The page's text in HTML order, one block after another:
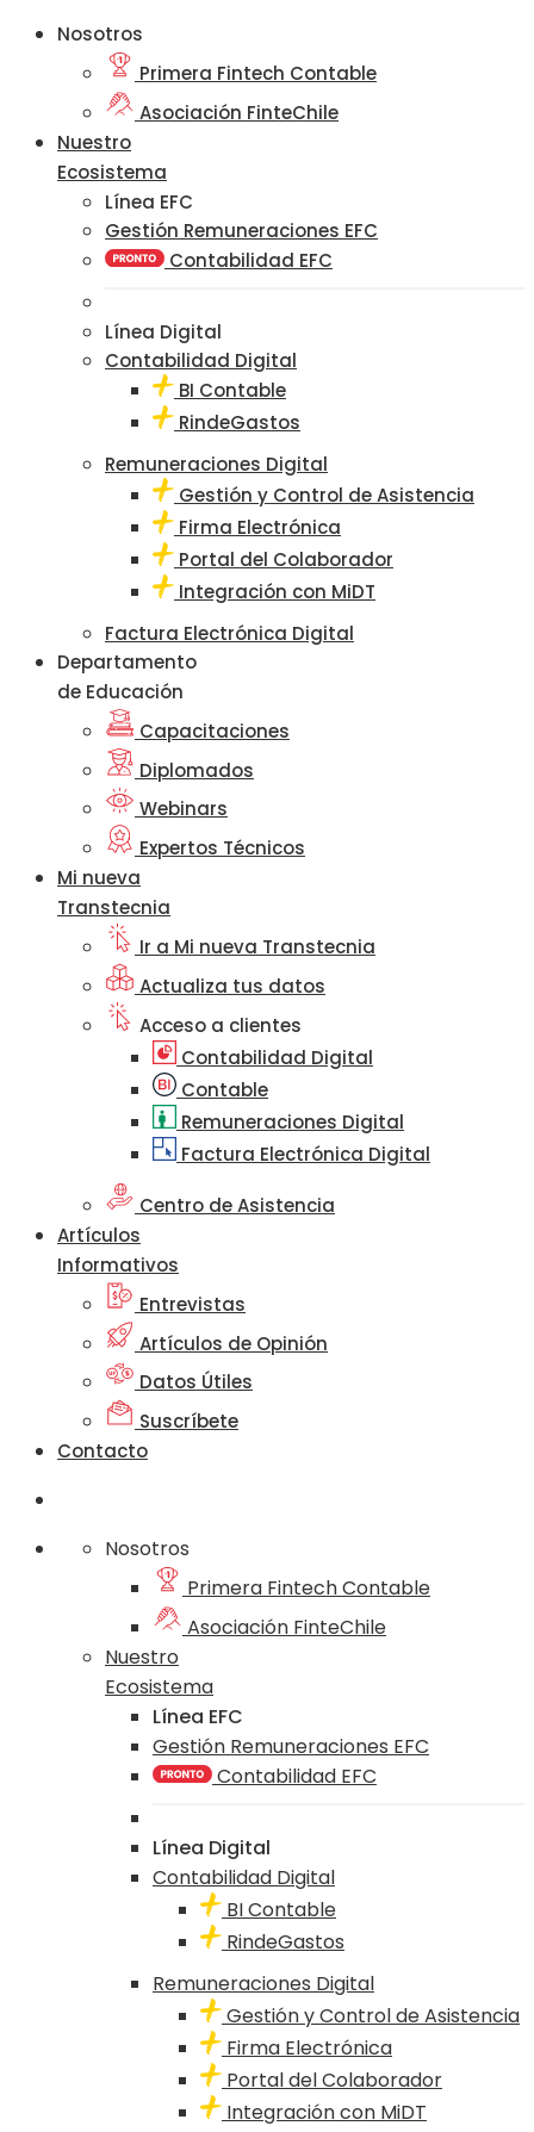
Nosotros
Primera Fintech Contable
Asociación FinteChile
Nuestro
Ecosistema
Línea EFC
Gestión Remuneraciones EFC
Contabilidad EFC
Línea Digital
Contabilidad Digital
BI Contable
RindeGastos
Remuneraciones Digital
Gestión y Control de Asistencia
Firma Electrónica
Portal del Colaborador
Integración con MiDT
Factura Electrónica Digital
Departamento
de Educación
Capacitaciones
Diplomados
Webinars
Expertos Técnicos
Mi nueva
Transtecnia
Ir a Mi nueva Transtecnia
Actualiza tus datos
Acceso a clientes
Contabilidad Digital
Contable
Remuneraciones Digital
Factura Electrónica Digital
Centro de Asistencia
Artículos
Informativos
Entrevistas
Artículos de Opinión
Datos Útiles
Suscríbete
Contacto
Nosotros
Primera Fintech Contable
Asociación FinteChile
Nuestro
Ecosistema
Línea EFC
Gestión Remuneraciones EFC
Contabilidad EFC
Línea Digital
Contabilidad Digital
BI Contable
RindeGastos
Remuneraciones Digital
Gestión y Control de Asistencia
Firma Electrónica
Portal del Colaborador
Integración con MiDT